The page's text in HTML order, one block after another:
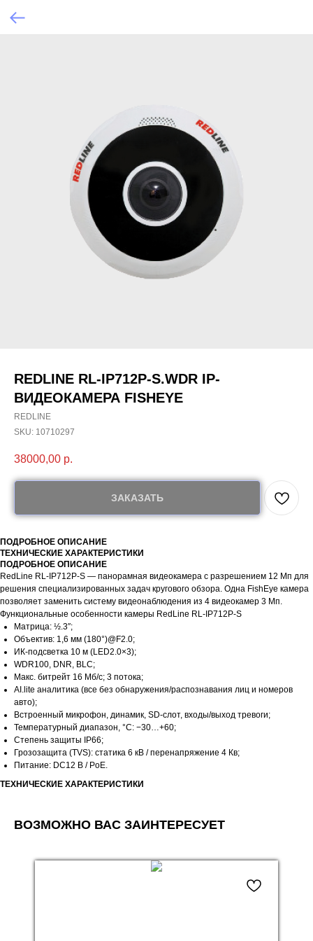
REDLINE RL-IP712P-S.WDR IP-
ВИДЕОКАМЕРА FISHEYE
REDLINE
SKU: 10710297
38000,00 р.
ЗАКАЗАТЬ
ПОДРОБНОЕ ОПИСАНИЕ
ТЕХНИЧЕСКИЕ ХАРАКТЕРИСТИКИ
ПОДРОБНОЕ ОПИСАНИЕ
RedLine RL-IP712P-S — панорамная видеокамера с разрешением 12 Мп для
решения специализированных задач кругового обзора. Одна FishEye камера
позволяет заменить систему видеонаблюдения из 4 видеокамер 3 Мп.
Функциональные особенности камеры RedLine RL-IP712P-S
Матрица: ½.3″;
Объектив: 1,6 мм (180°)@F2.0;
ИК-подсветка 10 м (LED2.0×3);
WDR100, DNR, BLC;
Макс. битрейт 16 Мб/с; 3 потока;
AI.lite аналитика (все без обнаружения/распознавания лиц и номеров
авто);
Встроенный микрофон, динамик, SD-слот, входы/выход тревоги;
Температурный диапазон, °C: −30…+60;
Степень защиты IP66;
Грозозащита (TVS): статика 6 кВ / перенапряжение 4 Кв;
Питание: DC12 В / PoE.
ТЕХНИЧЕСКИЕ ХАРАКТЕРИСТИКИ
ВОЗМОЖНО ВАС ЗАИНТЕРЕСУЕТ